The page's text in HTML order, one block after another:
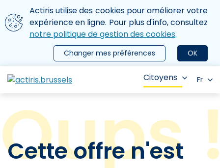
Aller au contenu principal
Nous utilisons des cookies
Actiris utilise des cookies pour améliorer votre
expérience en ligne. Pour plus d'info, consultez
notre politique de gestion des cookies.
OK
Changer mes préférences
le menu
Citoyens Fr
Cette offre n'est